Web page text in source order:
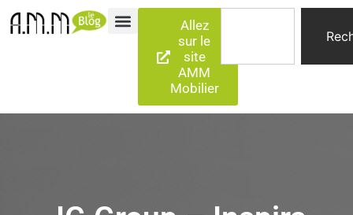
Allez
sur le
site
AMM
Mobilier